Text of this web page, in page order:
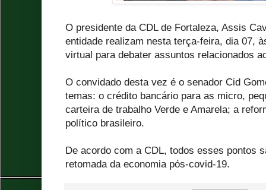
O presidente da CDL de Fortaleza, Assis
entidade realizam nesta terça-feira, dia 07,
virtual para debater assuntos relacionados
O convidado desta vez é o senador Cid
temas: o crédito bancário para as micro,
carteira de trabalho Verde e Amarela; a
político brasileiro.
De acordo com a CDL, todos esses pontos
retomada da economia pós-covid-19.